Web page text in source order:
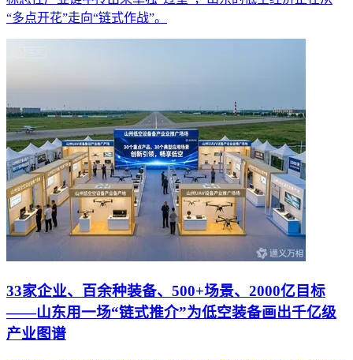
“多点开花”走向“链式作战”。
33家企业、百余种装备、500+场景、2000亿目标
——山东用一场“链式推介”为低空装备画出千亿级
产业图谱